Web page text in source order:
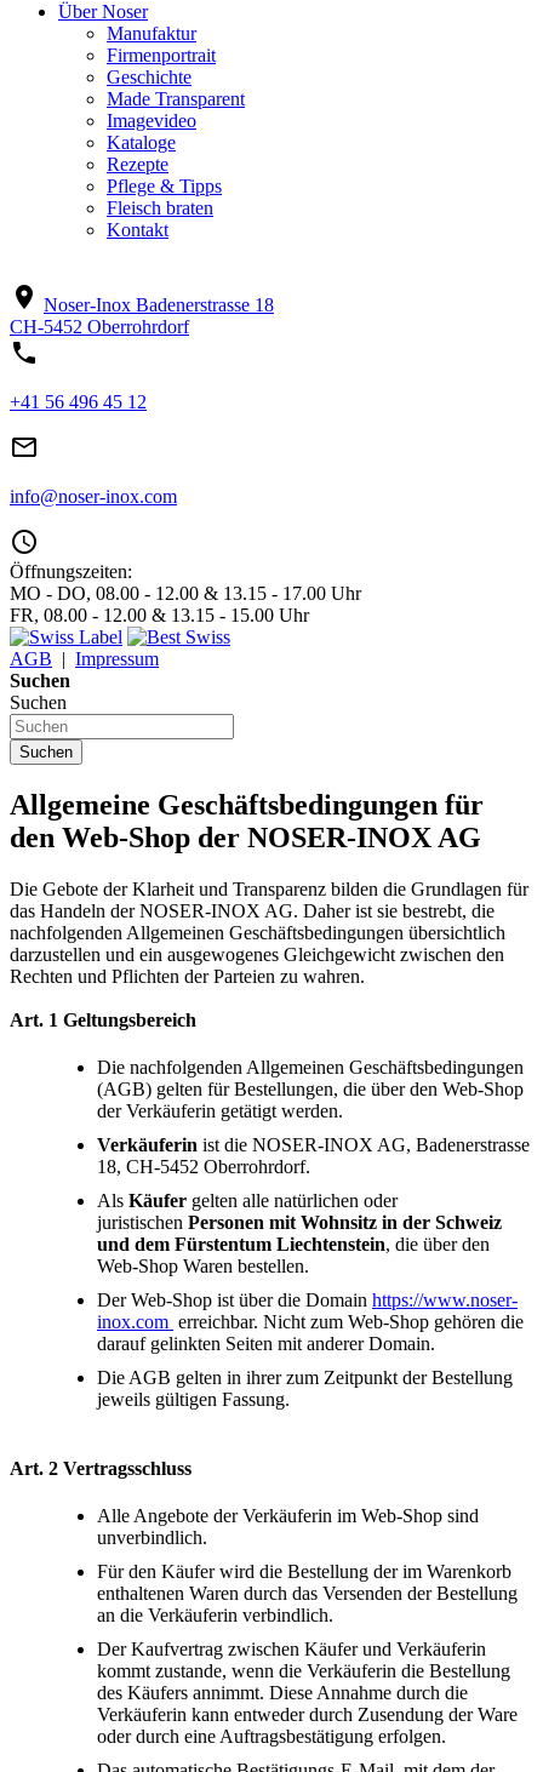
Über Noser
Manufaktur
Firmenportrait
Geschichte
Made Transparent
Imagevideo
Kataloge
Rezepte
Pflege & Tipps
Fleisch braten
Kontakt
location_on Noser-Inox Badenerstrasse 18
CH-5452 Oberrohrdorf
phone
+41 56 496 45 12
mail_outline
info@noser-inox.com
access_time
Öffnungszeiten:
MO - DO, 08.00 - 12.00 & 13.15 - 17.00 Uhr
FR, 08.00 - 12.00 & 13.15 - 15.00 Uhr
AGB | Impressum
Suchen
Suchen
Suchen
Allgemeine Geschäftsbedingungen für
den Web-Shop der NOSER-INOX AG
Die Gebote der Klarheit und Transparenz bilden die Grundlagen für
das Handeln der NOSER-INOX AG. Daher ist sie bestrebt, die
nachfolgenden Allgemeinen Geschäftsbedingungen übersichtlich
darzustellen und ein ausgewogenes Gleichgewicht zwischen den
Rechten und Pflichten der Parteien zu wahren.
Art. 1 Geltungsbereich
Die nachfolgenden Allgemeinen Geschäftsbedingungen
(AGB) gelten für Bestellungen, die über den Web-Shop
der Verkäuferin getätigt werden.
Verkäuferin ist die NOSER-INOX AG, Badenerstrasse
18, CH-5452 Oberrohrdorf.
Als Käufer gelten alle natürlichen oder
juristischen Personen mit Wohnsitz in der Schweiz
und dem Fürstentum Liechtenstein, die über den
Web-Shop Waren bestellen.
Der Web-Shop ist über die Domain https://www.noser-
inox.com erreichbar. Nicht zum Web-Shop gehören die
darauf gelinkten Seiten mit anderer Domain.
Die AGB gelten in ihrer zum Zeitpunkt der Bestellung
jeweils gültigen Fassung.
Art. 2 Vertragsschluss
Alle Angebote der Verkäuferin im Web-Shop sind
unverbindlich.
Für den Käufer wird die Bestellung der im Warenkorb
enthaltenen Waren durch das Versenden der Bestellung
an die Verkäuferin verbindlich.
Der Kaufvertrag zwischen Käufer und Verkäuferin
kommt zustande, wenn die Verkäuferin die Bestellung
des Käufers annimmt. Diese Annahme durch die
Verkäuferin kann entweder durch Zusendung der Ware
oder durch eine Auftragsbestätigung erfolgen.